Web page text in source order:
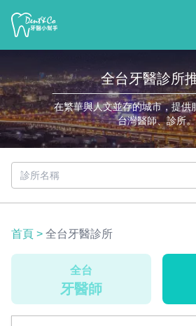
全台牙醫診所
在繁華與人文並存的城市，提供
台灣醫師、診所。
首頁 > 全台牙醫診所
全台
牙醫師